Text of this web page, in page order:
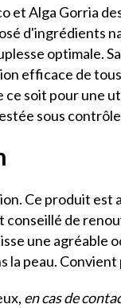
et Alga Gorria
optimale.
efficace de
soit pour une
sous
Ce produit
conseillé de
une agréable
peau. Convient
en cas de